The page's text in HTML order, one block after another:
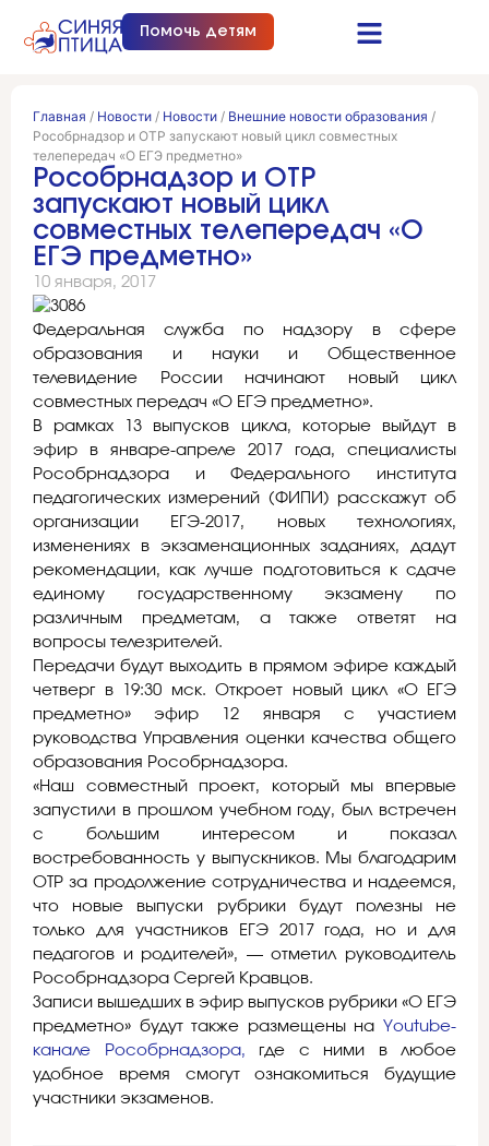
Помочь детям
Главная / Новости / Новости / Внешние новости образования /
Рособрнадзор и ОТР запускают новый цикл совместных
телепередач «О ЕГЭ предметно»
Рособрнадзор и ОТР
запускают новый цикл
совместных телепередач «О
ЕГЭ предметно»
10 января, 2017
Федеральная служба по надзору в сфере
образования и науки и Общественное
телевидение России начинают новый цикл
совместных передач «О ЕГЭ предметно».
В рамках 13 выпусков цикла, которые выйдут в
эфир в январе-апреле 2017 года, специалисты
Рособрнадзора и Федерального института
педагогических измерений (ФИПИ) расскажут об
организации ЕГЭ-2017, новых технологиях,
изменениях в экзаменационных заданиях, дадут
рекомендации, как лучше подготовиться к сдаче
единому государственному экзамену по
различным предметам, а также ответят на
вопросы телезрителей.
Передачи будут выходить в прямом эфире каждый
четверг в 19:30 мск. Откроет новый цикл «О ЕГЭ
предметно» эфир 12 января с участием
руководства Управления оценки качества общего
образования Рособрнадзора.
«Наш совместный проект, который мы впервые
запустили в прошлом учебном году, был встречен
с большим интересом и показал
востребованность у выпускников. Мы благодарим
ОТР за продолжение сотрудничества и надеемся,
что новые выпуски рубрики будут полезны не
только для участников ЕГЭ 2017 года, но и для
педагогов и родителей», — отметил руководитель
Рособрнадзора Сергей Кравцов.
Записи вышедших в эфир выпусков рубрики «О ЕГЭ
предметно» будут также размещены на Youtube-
канале Рособрнадзора, где с ними в любое
удобное время смогут ознакомиться будущие
участники экзаменов.